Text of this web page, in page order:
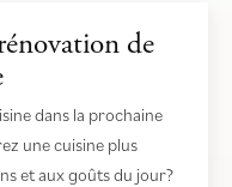
de
dans la prochaine
une cuisine plus
et aux goûts du jour?